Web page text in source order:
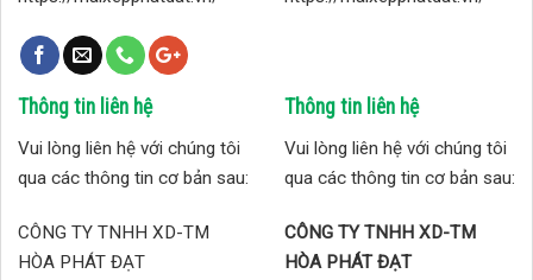
Thông tin liên hệ
Vui lòng liên hệ với chúng tôi
qua các thông tin cơ bản sau:
CÔNG TY TNHH XD-TM
HÒA PHÁT ĐẠT
Thông tin liên hệ
Vui lòng liên hệ với chúng tôi
qua các thông tin cơ bản sau:
CÔNG TY TNHH XD-TM
HÒA PHÁT ĐẠT